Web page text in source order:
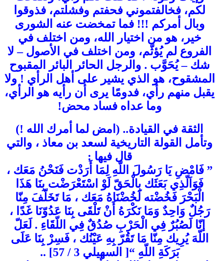
لكم، فخالفتموني فحفتم وفشلتم، فذوقوا
وبال أمركم !!! فما تمخضت عنه الشورى
خير، هو من اختيار الله، ومن اختلف في
الفروع لم يُؤثَّم، ومن اختلف في الأصول – لا
شك – يُحَوَّب . والرجل الحائر البائر المقبوح
المشقوح، هو الذي يشير على أهل الرأي ! ولا
يقبل منهم رأي، فدومًا يرى أن رأيه هو الرأي،
وما عداه فساد محض!
الثقة في القيادة.. (امض لما أمرك الله !)
وتأمل القولة التاريخية لسعد بن معاذ ، والتي
قال فيها :
” فَامْضِ يَا رَسُولَ اللّهِ لِمَا أَرَدْت فَنَحْنُ مَعَك ،
فَوَاَلّذِي بَعَثَك بِالْحَقّ لَوْ اسْتَعْرَضْت بِنَا هَذَا
الْبَحْرَ فَخُضْته لَخُضْنَاهُ مَعَك ، مَا تَخَلّفَ مِنّا
رَجُلٌ وَاحِدٌ وَمَا نَكْرَهُ أَنْ تَلْقَى بِنَا عَدُوّنَا غَدًا ،
إنّا لَصُبُرٌ فِي الْحَرْبِ صُدُقٌ فِي اللّقَاءِ . لَعَلّ
اللّهَ يُرِيك مِنّا مَا تَقُرّ بِهِ عَيْنُك ، فَسِرْ بِنَا عَلَى
بَرَكَةِ اللّهِ “[ السهيلي 3 / 57] ..